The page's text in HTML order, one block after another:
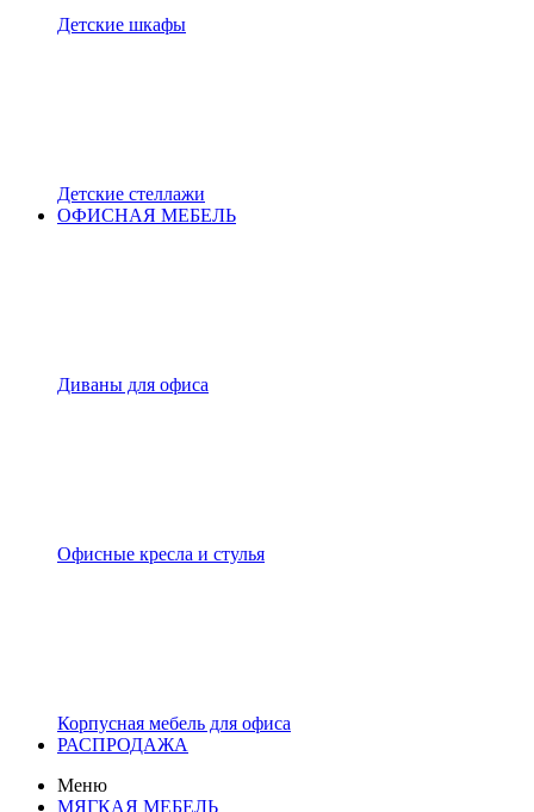
Детские шкафы
Детские стеллажи
ОФИСНАЯ МЕБЕЛЬ
Диваны для офиса
Офисные кресла и стулья
Корпусная мебель для офиса
РАСПРОДАЖА
Меню
МЯГКАЯ МЕБЕЛЬ